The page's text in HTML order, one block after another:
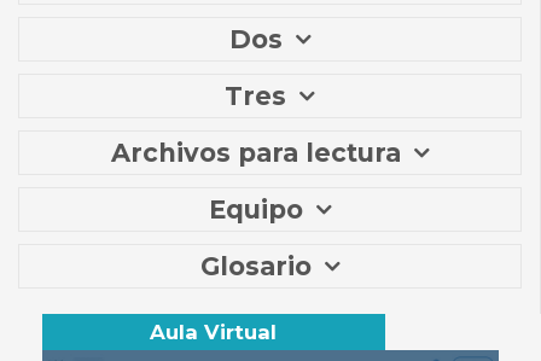
Dos
Tres
Archivos para lectura
Equipo
Glosario
Aula Virtual